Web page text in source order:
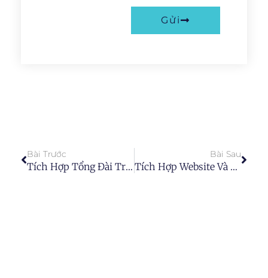
Gửi
Bài Trước
Tích Hợp Tổng Đài Trên CarCRM Có Lợi Ích Gì?
Bài Sau
Tích Hợp Website Và Landingpage Trên CarCRM Có Lợi Ích Gì?